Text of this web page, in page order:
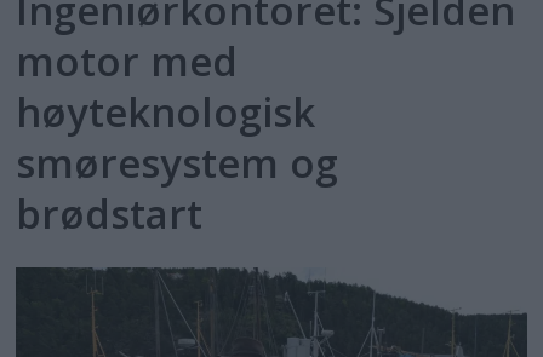
motor med
høyteknologisk
smøresystem og
brødstart